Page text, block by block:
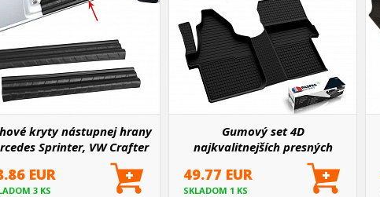
kryty nástupnej hrany
Sprinter, VW Crafter
EUR
3 KS
Gumový set 4D
najkvalitnejších presných
autokobercov VW Crafter
2006-16
49.77 EUR
SKLADOM 1 KS